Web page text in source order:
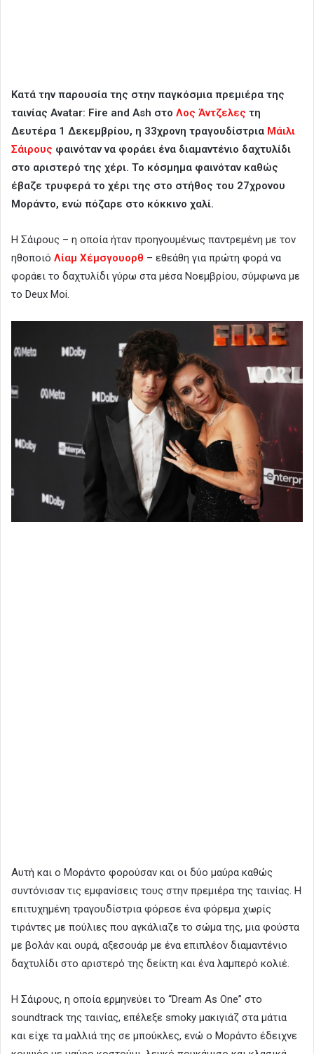
Κατά την παρουσία της στην παγκόσμια πρεμιέρα της
ταινίας Avatar: Fire and Ash στο Λος Άντζελες τη
Δευτέρα 1 Δεκεμβρίου, η 33χρονη τραγουδίστρια Μάιλι
Σάιρους φαινόταν να φοράει ένα διαμαντένιο δαχτυλίδι
στο αριστερό της χέρι. Το κόσμημα φαινόταν καθώς
έβαζε τρυφερά το χέρι της στο στήθος του 27χρονου
Μοράντο, ενώ πόζαρε στο κόκκινο χαλί.
Η Σάιρους – η οποία ήταν προηγουμένως παντρεμένη με τον
ηθοποιό Λίαμ Χέμσγουορθ – εθεάθη για πρώτη φορά να
φοράει το δαχτυλίδι γύρω στα μέσα Νοεμβρίου, σύμφωνα με
το Deux Moi.
Αυτή και ο Μοράντο φορούσαν και οι δύο μαύρα καθώς
συντόνισαν τις εμφανίσεις τους στην πρεμιέρα της ταινίας. Η
επιτυχημένη τραγουδίστρια φόρεσε ένα φόρεμα χωρίς
τιράντες με πούλιες που αγκάλιαζε το σώμα της, μια φούστα
με βολάν και ουρά, αξεσουάρ με ένα επιπλέον διαμαντένιο
δαχτυλίδι στο αριστερό της δείκτη και ένα λαμπερό κολιέ.
Η Σάιρους, η οποία ερμηνεύει το “Dream As One” στο
soundtrack της ταινίας, επέλεξε smoky μακιγιάζ στα μάτια
και είχε τα μαλλιά της σε μπούκλες, ενώ ο Μοράντο έδειχνε